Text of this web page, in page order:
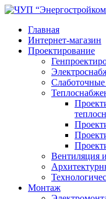
Главная
Интернет-магазин
Проектирование
Слаботочные
Вентиляция
Монтаж